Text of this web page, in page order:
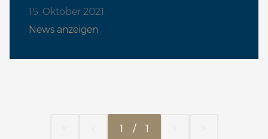
15. Oktober 2021
News anzeigen
1 / 1